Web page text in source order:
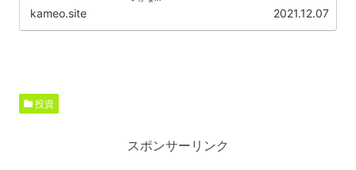
kameo.site 2021.12.07
投資
スポンサーリンク